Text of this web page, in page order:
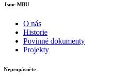
Jsme MBU
O nás
Historie
Povinné dokumenty
Projekty
Nepropásněte